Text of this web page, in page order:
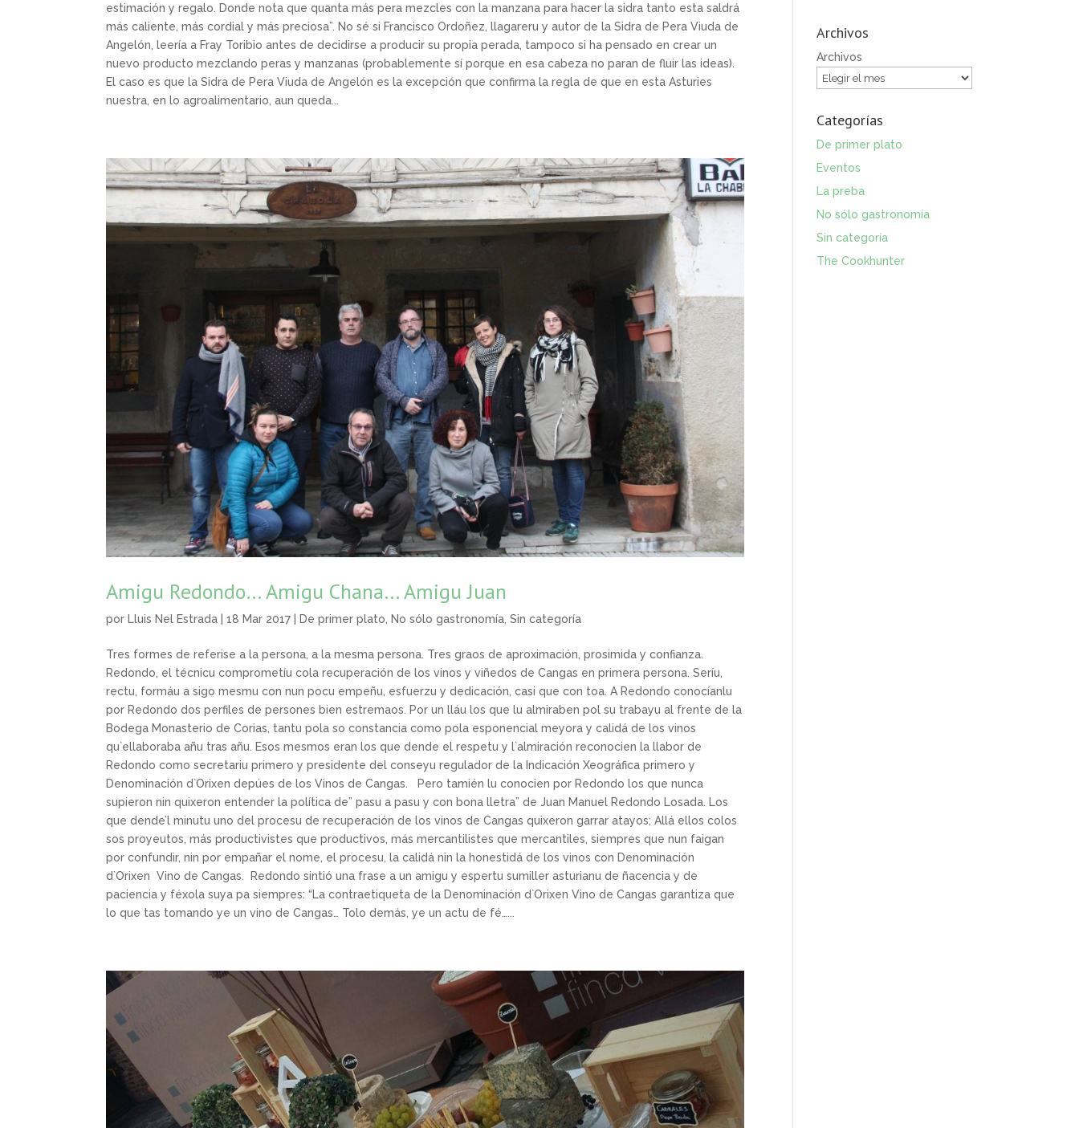
estimación y regalo. Donde nota que quanta más pera mezcles con la manzana para hacer la sidra tanto esta saldrá
más caliente, más cordial y más preciosa”. No sé si Francisco Ordoñez, llagareru y autor de la Sidra de Pera Viuda de
Angelón, leería a Fray Toribio antes de decidirse a producir su propia perada, tampoco si ha pensado en crear un
nuevo producto mezclando peras y manzanas (probablemente sí porque en esa cabeza no paran de fluir las ideas).
El caso es que la Sidra de Pera Viuda de Angelón es la excepción que confirma la regla de que en esta Asturies
nuestra, en lo agroalimentario, aun queda...
Amigu Redondo… Amigu Chana… Amigu Juan
por Lluis Nel Estrada | 18 Mar 2017 | De primer plato No sólo gastronomía Sin categoría
Tres formes de referise a la persona, a la mesma persona. Tres graos de aproximación, prosimida y confianza.
Redondo, el técnicu comprometíu cola recuperación de los vinos y viñedos de Cangas en primera persona. Seríu,
rectu, formáu a sigo mesmu con nun pocu empeñu, esfuerzu y dedicación, casi que con toa. A Redondo conocíanlu
por Redondo dos perfiles de persones bien estremaos. Por un lláu los que lu almiraben pol su trabayu al frente de la
Bodega Monasterio de Corias, tantu pola so constancia como pola esponencial meyora y calidá de los vinos
qu`ellaboraba añu tras añu. Esos mesmos eran los que dende el respetu y l`almiración reconocien la llabor de
Redondo como secretariu primero y presidente del conseyu regulador de la Indicación Xeográfica primero y
Denominación d`Orixen depúes de los Vinos de Cangas. Pero tamién lu conocien por Redondo los que nunca
supieron nin quixeron entender la política de” pasu a pasu y con bona lletra” de Juan Manuel Redondo Losada. Los
que dende’l minutu uno del procesu de recuperación de los vinos de Cangas quixeron garrar atayos; Allá ellos colos
sos proyeutos, más productivistes que productivos, más mercantilistes que mercantiles, siempres que nun faigan
por confundir, nin por empañar el nome, el procesu, la calidá nin la honestidá de los vinos con Denominación
d`Orixen Vino de Cangas. Redondo sintió una frase a un amigu y espertu sumiller asturianu de ñacencia y de
paciencia y féxola suya pa siempres: “La contraetiqueta de la Denominación d`Orixen Vino de Cangas garantiza que
lo que tas tomando ye un vino de Cangas… Tolo demás, ye un actu de fé…...
Archivos
Archivos
Categorías
De primer plato
Eventos
La preba
No sólo gastronomía
Sin categoría
The Cookhunter